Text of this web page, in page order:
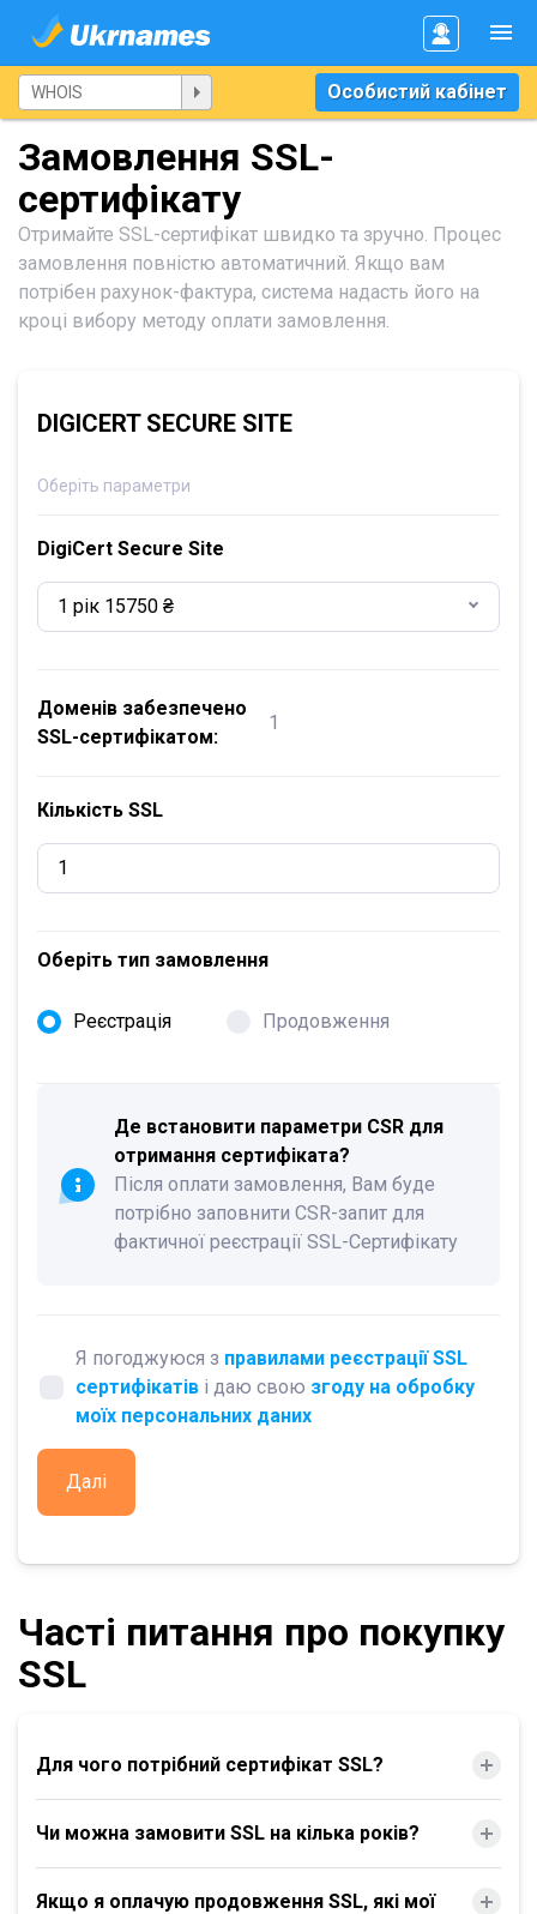
Особистий кабінет
Замовлення SSL-
сертифікату
Отримайте SSL-сертифікат швидко та зручно. Процес
замовлення повністю автоматичний. Якщо вам
потрібен рахунок-фактура, система надасть його на
кроці вибору методу оплати замовлення.
DIGICERT SECURE SITE
Оберіть параметри
DigiCert Secure Site
1 рік 15750 ₴
Доменів забезпечено
SSL-сертифікатом:
1
Кількість SSL
Оберіть тип замовлення
Реєстрація Продовження
Де встановити параметри CSR для
отримання сертифіката?
Після оплати замовлення, Вам буде
потрібно заповнити CSR-запит для
фактичної реєстрації SSL-Сертифікату
Далі
Я погоджуюся з правилами реєстрації SSL
сертифікатів і даю свою згоду на обробку
моїх персональних даних
Часті питання про покупку
SSL
Для чого потрібний сертифікат SSL?
Чи можна замовити SSL на кілька років?
Якщо я оплачую продовження SSL, які мої